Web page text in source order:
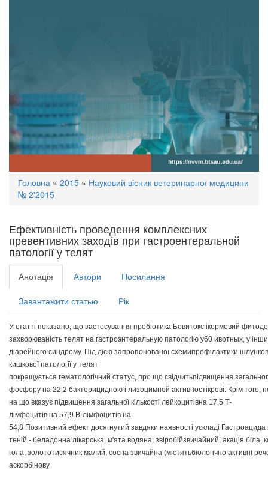
Ви
тут
Головна » 2015 » Науковий вісник ветеринарної медицини
№ 2'2015
Ефективність проведення комплексних
превентивних заходів при гастроентеральной
патології у телят
Анотація Автори Посилання
Завантажити статью Рік
У статті показано що застосування пробіотика Бовитокс ікормовий
захворюваність телят на гастроэнтеральную патологію у60 ивотных у
діарейного синдрому. Під дією запропонованої схемипрофілактики
кишкової патології у телят
покращується гематологічний статус про що свідчитьпідвищення
фосфору на 22,2 бактерицидною і лизоцимной активностікрові Крім того
на що вказує підвищення загальної кількості лейкоцитівна 17,5 Т-
лімфоцитів на 57,9 В-лімфоцитів на
54,8 Позитивний ефект досягнутий завдяки наявності ускладі Гастроацида
теній - беладонна лікарська м'ята водяна звіробійзвичайний акація біла
гола золототисячник малий сосна звичайна (містятьбіологічно активні
аскорбінову